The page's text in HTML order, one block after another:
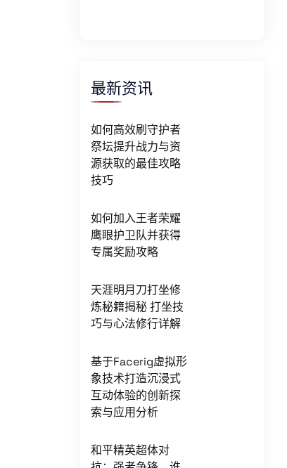
最新资讯
如何高效刷守护者
祭坛提升战力与资
源获取的最佳攻略
技巧
如何加入王者荣耀
鹰眼护卫队并获得
专属奖励攻略
天涯明月刀打坐修
炼秘籍揭秘 打坐技
巧与心法修行详解
基于Facerig虚拟形
象技术打造沉浸式
互动体验的创新探
索与应用分析
和平精英超体对